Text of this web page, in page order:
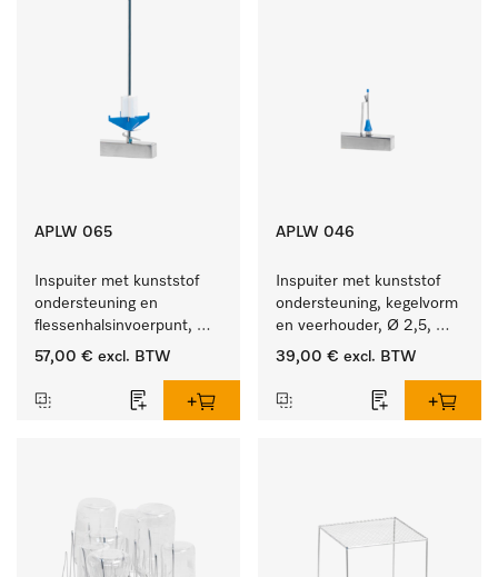
APLW 065
Inspuiter met kunststof
ondersteuning en
flessenhalsinvoerpunt,
ster, Ø 6, lengte 275 mm.
57,00 € excl. BTW
APLW 046
Inspuiter met kunststof
ondersteuning, kegelvorm
en veerhouder, Ø 2,5,
lengte 80 mm.
39,00 € excl. BTW